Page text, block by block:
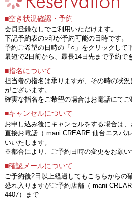
■空き状況確認・予約
会員登録なしでご利用いただけます。
下記予約表の○印が予約可能の日時です。
予約ご希望の日時の「○」をクリックして
最短で2日前から、最長14日先まで予約で
■指名について
担当者の指名は承りますが、その時の状
がございます。
確実な指名をご希望の場合はお電話にてご
■キャンセルについて
お申し込み後にキャンセルをする場合は、
直接お電話（ mani CREARE 仙台エスパ
いいたします。
※都合により、ご予約日時の変更をお願い
■確認メールについて
ご予約後2日以上経過してもこちらからの
恐れ入りますがご予約店舗（ mani
4407）まで